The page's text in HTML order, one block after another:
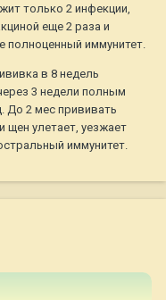
только 2 инфекции,
еще 2 раза и
полноценный иммунитет.
в 8 недель
3 недели полным
До 2 мес прививать
щен улетает, уезжает
иммунитет.